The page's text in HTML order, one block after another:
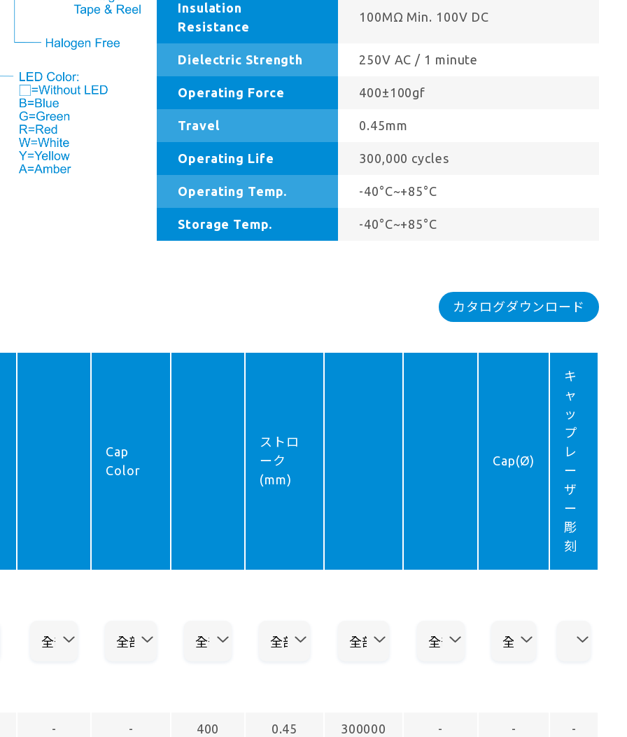
Insulation
Resistance
100MΩ Min. 100V DC
Dielectric Strength 250V AC / 1 minute
Operating Force 400±100gf
Travel 0.45mm
Operating Life 300,000 cycles
Operating Temp. -40°C~+85°C
Storage Temp. -40°C~+85°C
カタログダウンロード
Cap
Color
ストロ
ーク
(mm)
Cap(Ø)
キ
ャ
ッ
プ
レ
ー
ザ
ー
彫
刻
- - 400 0.45 300000 - - -